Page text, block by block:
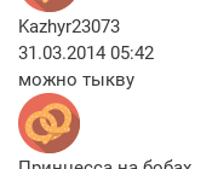
Kazhyr23073
31.03.2014 05:42
можно тыкву